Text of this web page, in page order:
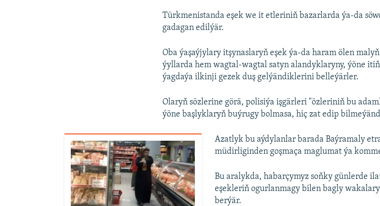
Türkmenistanda eşek we it etleriniň bazarlarda ýa-da
gadagan edilýär.
Oba ýaşaýjylary itşynaslaryň eşek ýa-da haram ölen
ýyllarda hem wagtal-wagtal satyn alandyklaryny, ýöne
ýagdaýa ilkinji gezek duş gelýändiklerini belleýärler.
Olaryň sözlerine görä, polisiýa işgärleri "özleriniň bu
ýöne başlyklaryň buýrugy bolmasa, hiç zat edip
Azatlyk bu aýdylanlar barada Baýramaly
müdirliginden goşmaça maglumat ýa
Bu aralykda, habarçymyz soňky günlerde
eşekleriň ogurlanmagy bilen bagly
berýär.